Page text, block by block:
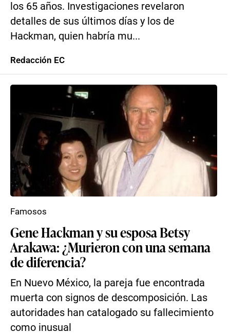
los 65 años. Investigaciones revelaron
detalles de sus últimos días y los de
Hackman, quien habría mu...
Redacción EC
Gene Hackman y su esposa Betsy
Arakawa: ¿Murieron con una semana
de diferencia?
En Nuevo México, la pareja fue encontrada
muerta con signos de descomposición. Las
autoridades han catalogado su fallecimiento
como inusual
Famosos